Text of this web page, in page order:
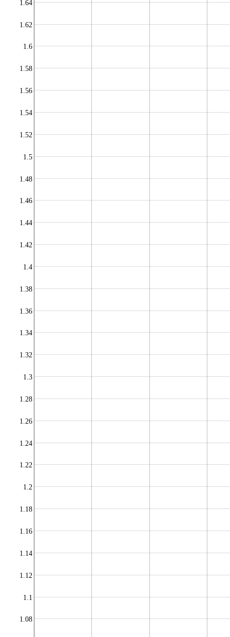
1.08
1.1
1.12
1.14
1.16
1.18
1.2
1.22
1.24
1.26
1.28
1.3
1.32
1.34
1.36
1.38
1.4
1.42
1.44
1.46
1.48
1.5
1.52
1.54
1.56
1.58
1.6
1.62
1.64